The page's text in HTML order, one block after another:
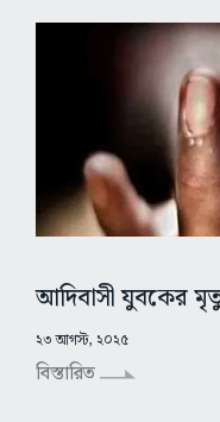
আদিবাসী যুবকের
২৩ আগস্ট, ২০২৫
বিস্তারিত